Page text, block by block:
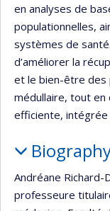
en analyses de
populationnelles,
systèmes de
d’améliorer la
et le bien-être des
médullaire, tout en
efficiente,
Andréane Richard-
professeure